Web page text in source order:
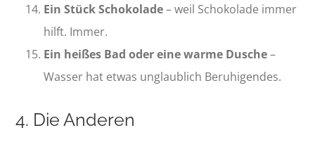
Ein Stück Schokolade– weil Schokolade immer
hilft. Immer.
Ein heißes Bad oder eine warme Dusche–
Wasser hat etwas unglaublich Beruhigendes.
4. Die Anderen